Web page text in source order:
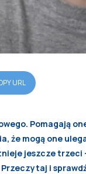
URL
Pomagają
że mogą one
jeszcze trzeci
i